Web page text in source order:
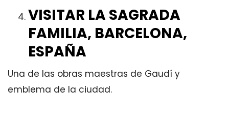
VISITAR LA SAGRADA
FAMILIA, BARCELONA,
ESPAÑA
Una de las obras maestras de Gaudí y
emblema de la ciudad.